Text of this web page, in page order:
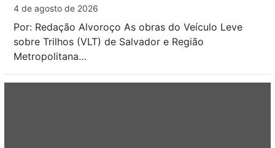
4 de agosto de 2026
Por: Redação Alvoroço As obras do Veículo Leve
sobre Trilhos (VLT) de Salvador e Região
Metropolitana…